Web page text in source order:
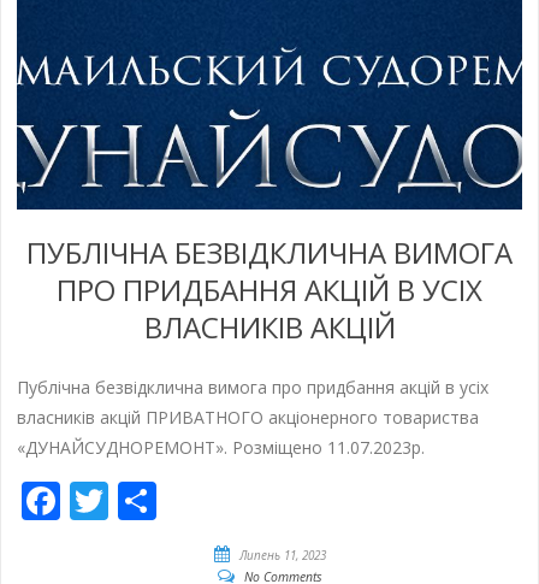
ПУБЛІЧНА БЕЗВІДКЛИЧНА ВИМОГА
ПРО ПРИДБАННЯ АКЦІЙ В УСІХ
ВЛАСНИКІВ АКЦІЙ
Публічна безвідклична вимога про придбання акцій в усіх
власників акцій ПРИВАТНОГО акціонерного товариства
«ДУНАЙСУДНОРЕМОНТ». Розміщено 11.07.2023р.
Facebook
Twitter
Липень 11, 2023
No Comments